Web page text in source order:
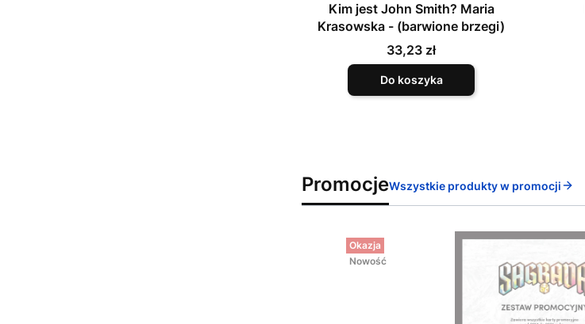
Kim jest John Smith? Maria
Krasowska - (barwione brzegi)
Cena
33,23 zł
Do koszyka
PromocjeWszystkie produkty w promocji
Okazja
Nowość